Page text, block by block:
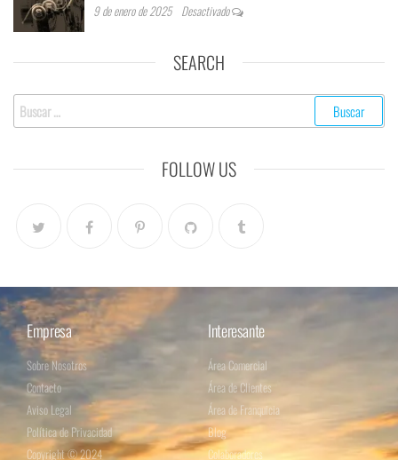
9 de enero de 2025 Desactivado
SEARCH
FOLLOW US
Empresa
Sobre Nosotros
Contacto
Aviso Legal
Política de Privacidad
Copyright © 2024
Interesante
Área Comercial
Área de Clientes
Área de Franquicia
Blog
Colaboradores